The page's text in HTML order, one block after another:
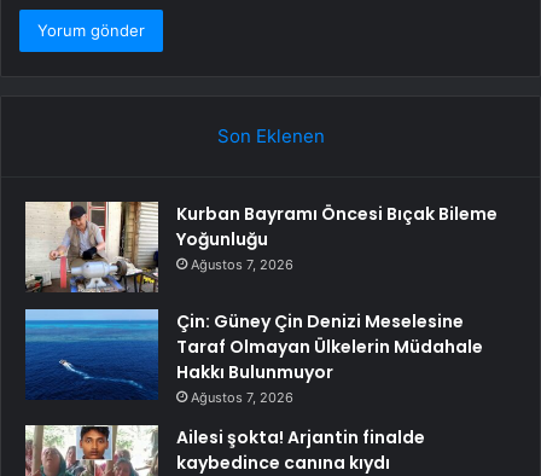
Son Eklenen
Kurban Bayramı Öncesi Bıçak Bileme
Yoğunluğu
Ağustos 7, 2026
Çin: Güney Çin Denizi Meselesine
Taraf Olmayan Ülkelerin Müdahale
Hakkı Bulunmuyor
Ağustos 7, 2026
Ailesi şokta! Arjantin finalde
kaybedince canına kıydı